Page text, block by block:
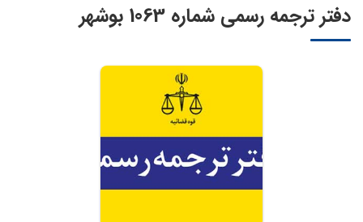
دفتر ترجمه رسمی شماره 1063 بوشهر